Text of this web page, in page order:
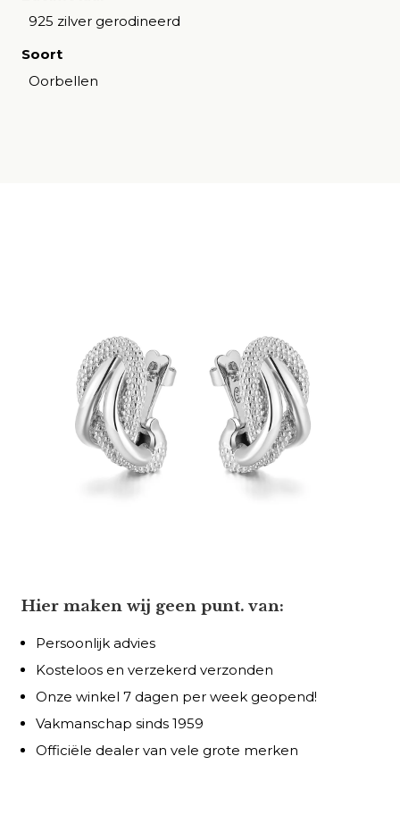
925 zilver gerodineerd
Soort
Oorbellen
Hier maken wij geen punt. van:
Persoonlijk advies
Kosteloos en verzekerd verzonden
Onze winkel 7 dagen per week geopend!
Vakmanschap sinds 1959
Officiële dealer van vele grote merken